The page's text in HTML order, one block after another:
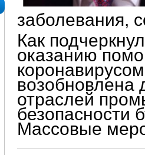
заболевания,
Как
оказанию
возобновлена
отраслей
безопасности
Массовые